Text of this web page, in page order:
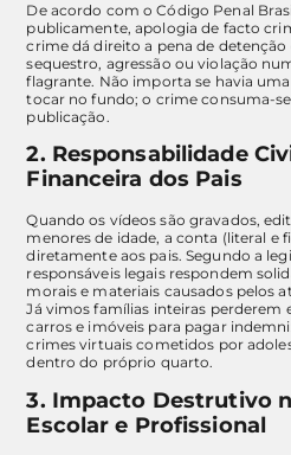
De acordo com o Código Penal
publicamente, apologia de facto
crime dá direito a pena de
sequestro, agressão ou violação
flagrante. Não importa se havia
tocar no fundo; o crime consuma-
publicação.
2. Responsabilidade
Financeira dos Pais
Quando os vídeos são gravados,
menores de idade, a conta (literal e
diretamente aos pais. Segundo a
responsáveis legais respondem
morais e materiais causados pelos
Já vimos famílias inteiras perderem
carros e imóveis para pagar
crimes virtuais cometidos por
dentro do próprio quarto.
3. Impacto Destrutivo
Escolar e Profissional